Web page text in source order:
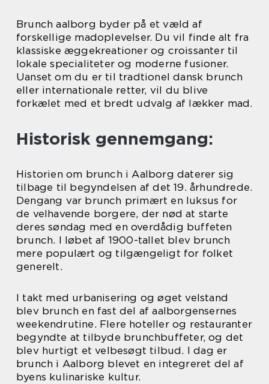
Brunch aalborg byder på et væld af
forskellige madoplevelser. Du vil finde alt fra
klassiske æggekreationer og croissanter til
lokale specialiteter og moderne fusioner.
Uanset om du er til tradtionel dansk brunch
eller internationale retter, vil du blive
forkælet med et bredt udvalg af lækker mad.
Historisk gennemgang:
Historien om brunch i Aalborg daterer sig
tilbage til begyndelsen af det 19. århundrede.
Dengang var brunch primært en luksus for
de velhavende borgere, der nød at starte
deres søndag med en overdådig buffeten
brunch. I løbet af 1900-tallet blev brunch
mere populært og tilgængeligt for folket
generelt.
I takt med urbanisering og øget velstand
blev brunch en fast del af aalborgensernes
weekendrutine. Flere hoteller og restauranter
begyndte at tilbyde brunchbuffeter, og det
blev hurtigt et velbesøgt tilbud. I dag er
brunch i Aalborg blevet en integreret del af
byens kulinariske kultur.